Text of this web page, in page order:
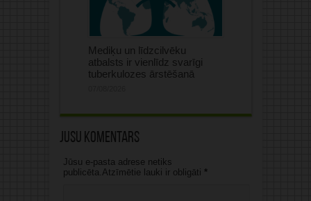
Mediķu un līdzcilvēku
atbalsts ir vienlīdz svarīgi
tuberkulozes ārstēšanā
Jūsu komentārs
Jūsu e-pasta adrese netiks
publicēta.Atzīmētie lauki ir obligāti *